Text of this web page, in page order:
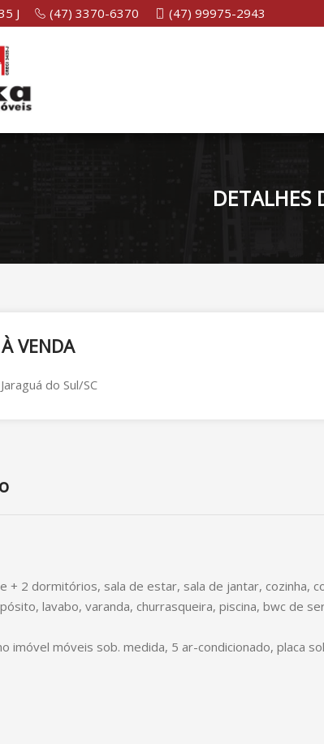
J (47) 3370-6370 (47) 99975-2943
VENDA
do Sul/SC
+ 2 dormitórios, sala de estar, sala de jantar, cozinha,
lavabo, varanda, churrasqueira, piscina, bwc de
imóvel móveis sob. medida, 5 ar-condicionado, placa